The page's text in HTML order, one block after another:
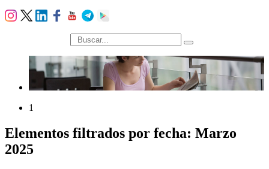
búsqueda
1
Elementos filtrados por fecha: Marzo
2025